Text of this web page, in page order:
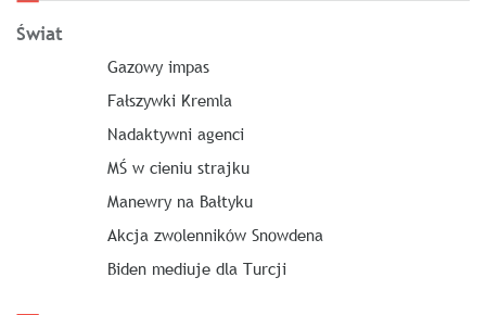
Świat
Gazowy impas
Fałszywki Kremla
Nadaktywni agenci
MŚ w cieniu strajku
Manewry na Bałtyku
Akcja zwolenników Snowdena
Biden mediuje dla Turcji